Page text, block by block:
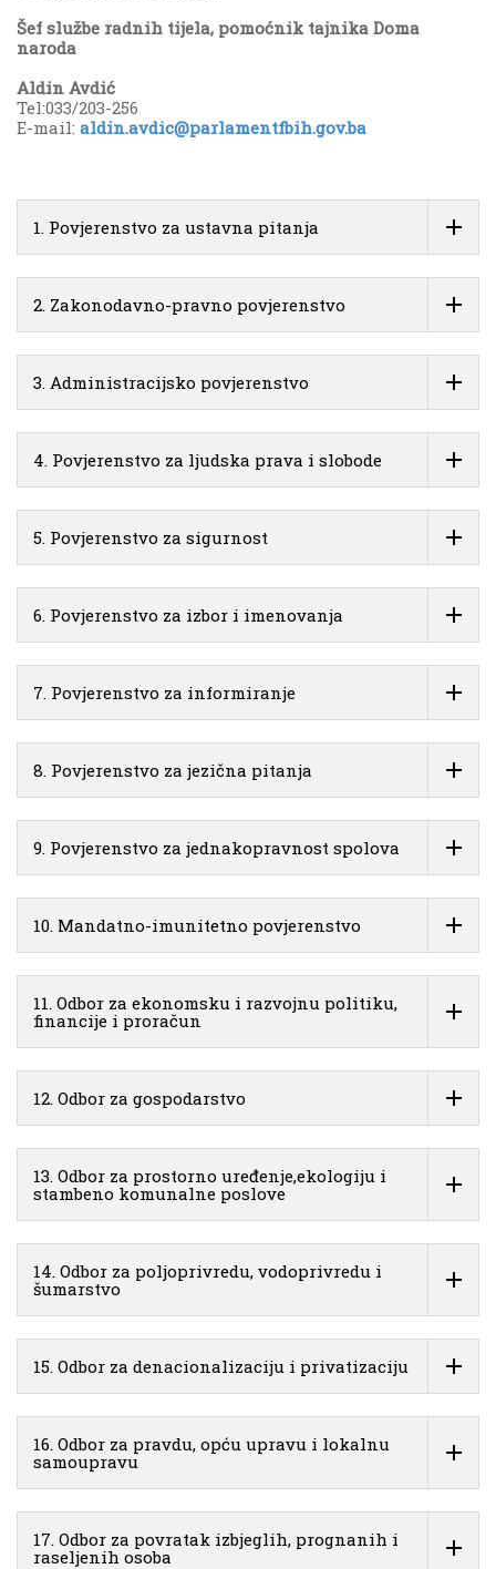
Šef službe radnih tijela, pomoćnik tajnika Doma
naroda
Aldin Avdić
Tel:033/203-256
E-mail: aldin.avdic@parlamentfbih.gov.ba
1. Povjerenstvo za ustavna pitanja
2. Zakonodavno-pravno povjerenstvo
3. Administracijsko povjerenstvo
4. Povjerenstvo za ljudska prava i slobode
5. Povjerenstvo za sigurnost
6. Povjerenstvo za izbor i imenovanja
7. Povjerenstvo za informiranje
8. Povjerenstvo za jezična pitanja
9. Povjerenstvo za jednakopravnost spolova
10. Mandatno-imunitetno povjerenstvo
11. Odbor za ekonomsku i razvojnu politiku,
financije i proračun
12. Odbor za gospodarstvo
13. Odbor za prostorno uređenje,ekologiju i
stambeno komunalne poslove
14. Odbor za poljoprivredu, vodoprivredu i
šumarstvo
15. Odbor za denacionalizaciju i privatizaciju
16. Odbor za pravdu, opću upravu i lokalnu
samoupravu
17. Odbor za povratak izbjeglih, prognanih i
raseljenih osoba